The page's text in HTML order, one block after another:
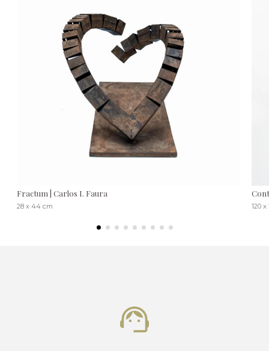
Fractum | Carlos I. Faura
28 x 44 cm 120 x